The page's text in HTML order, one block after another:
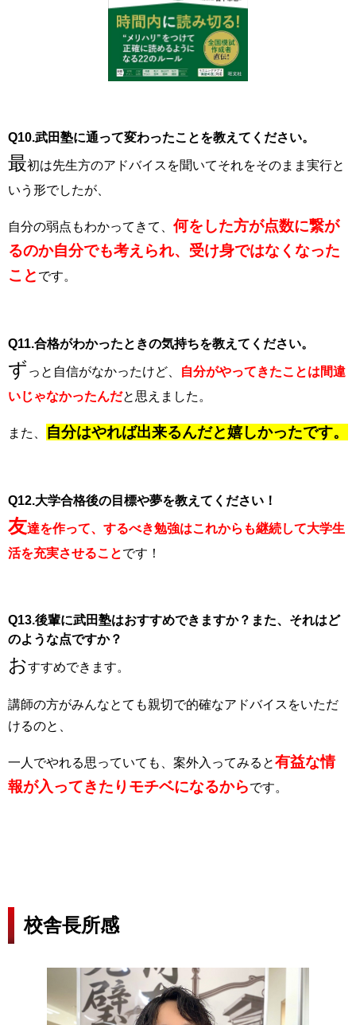
Q10.武田塾に通って変わったことを教えてください。
最初は先生方のアドバイスを聞いてそれをそのまま実行と
いう形でしたが、
自分の弱点もわかってきて、 何をした方が点数に繋が
るのか自分でも考えられ、受け身ではなくなった
こと です。
Q11.合格がわかったときの気持ちを教えてください。
ず っと自信がなかったけど、
自分がやってきたことは間違
いじゃなかったんだと思えました。
また、 自分はやれば出来るんだと嬉しかったです。
Q12.大学合格後の目標や夢を教えてください！
友達を作って、するべき勉強はこれからも継続して大学生
活を充実させることです！
Q13.後輩に武田塾はおすすめできますか？また、それはど
のような点ですか？
おすすめできます。
講師の方がみんなとても親切で的確なアドバイスをいただ
けるのと、
一人でやれる思っていても、案外入ってみると有益な情
報が入ってきたりモチベになるからです。
校舎長所感